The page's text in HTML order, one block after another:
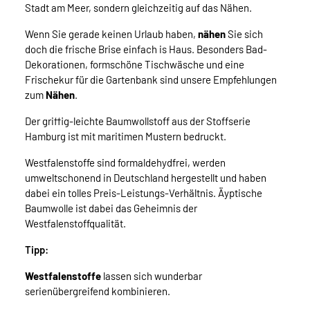
Stadt am Meer, sondern gleichzeitig auf das Nähen.
Wenn Sie gerade keinen Urlaub haben, nähenSie sich
doch die frische Brise einfach is Haus. Besonders Bad-
Dekorationen, formschöne Tischwäsche und eine
Frischekur für die Gartenbank sind unsere Empfehlungen
zum Nähen.
Der griffig-leichte Baumwollstoff aus der Stoffserie
Hamburg ist mit maritimen Mustern bedruckt.
Westfalenstoffe sind formaldehydfrei, werden
umweltschonend in Deutschland hergestellt und haben
dabei ein tolles Preis-Leistungs-Verhältnis. Äyptische
Baumwolle ist dabei das Geheimnis der
Westfalenstoffqualität.
Tipp:
Westfalenstoffe lassen sich wunderbar
serienübergreifend kombinieren.